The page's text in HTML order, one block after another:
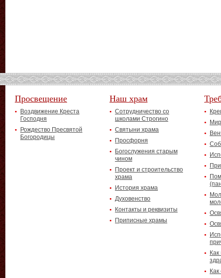
Просвещение
Воздвижение Креста
Господня
Рождество Пресвятой
Богородицы
Наш храм
Сотрудничество со
школами Строгино
Святыни храма
Просфорня
Богослужения старым
чином
Проект и строительство
храма
История храма
Духовенство
Контакты и реквизиты
Приписные храмы
Как